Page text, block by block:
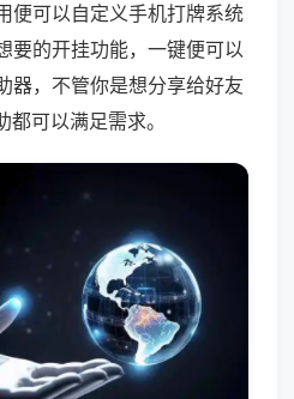
便可以自定义手机打牌系统
要的开挂功能，一键便可以
器，不管你是想分享给好友
可以满足需求。